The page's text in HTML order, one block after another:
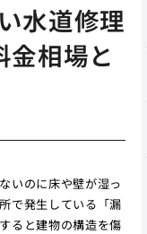
水道修理
金相場と
いのに床や壁が湿っ
で発生している「漏
ると建物の構造を傷